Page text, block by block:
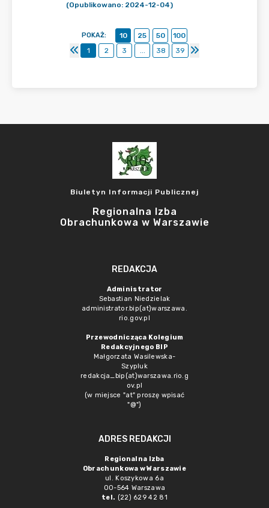
(Opublikowano: 2024-12-04)
POKAŻ: 10 25 50
100
1
2 3 ... 38 39
Biuletyn Informacji Publicznej
Regionalna Izba
Obrachunkowa w Warszawie
REDAKCJA
Administrator
Sebastian Niedzielak
administrator.bip(at)warszawa.
rio.gov.pl
Przewodnicząca Kolegium
Redakcyjnego BIP
Małgorzata Wasilewska-
Szypluk
redakcja_bip(at)warszawa.rio.g
ov.pl
(w miejsce "at" proszę wpisać
"@")
ADRES REDAKCJI
Regionalna Izba
Obrachunkowa w Warszawie
ul. Koszykowa 6a
00-564 Warszawa
tel. (22) 629 42 81